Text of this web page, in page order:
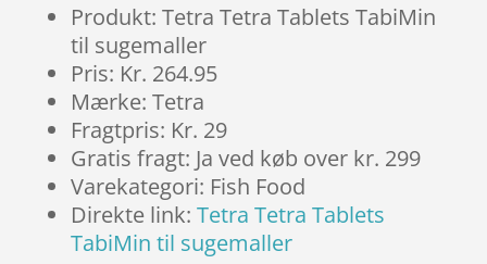
Produkt: Tetra Tetra Tablets TabiMin
til sugemaller
Pris: Kr. 264.95
Mærke: Tetra
Fragtpris: Kr. 29
Gratis fragt: Ja ved køb over kr. 299
Varekategori: Fish Food
Direkte link: Tetra Tetra Tablets
TabiMin til sugemaller